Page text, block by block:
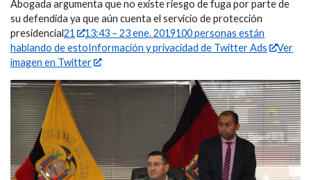
Abogada argumenta que no existe riesgo de fuga por parte de
su defendida ya que aún cuenta el servicio de protección
presidencial21 13:43 – 23 ene. 2019100 personas están
hablando de estoInformación y privacidad de Twitter Ads
Ver
imagen en Twitter